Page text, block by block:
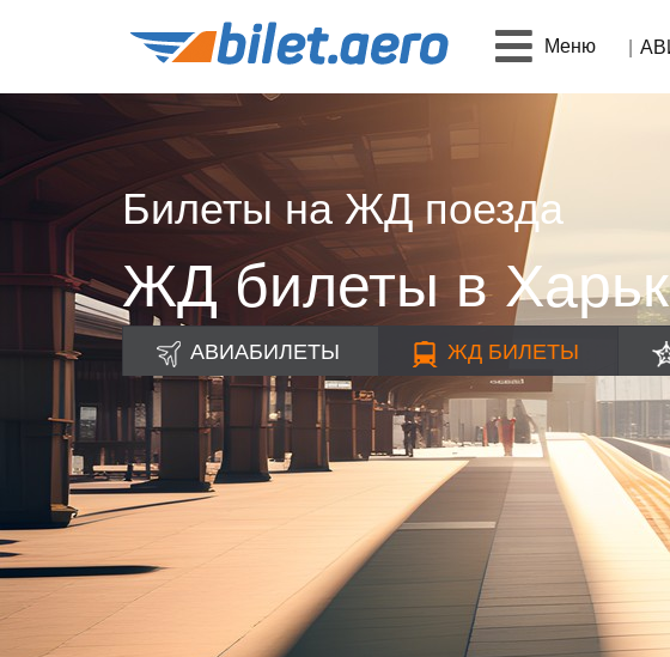
Меню
Билеты на ЖД поезда
ЖД билеты в
АВИАБИЛЕТЫ ЖД БИЛЕТЫ